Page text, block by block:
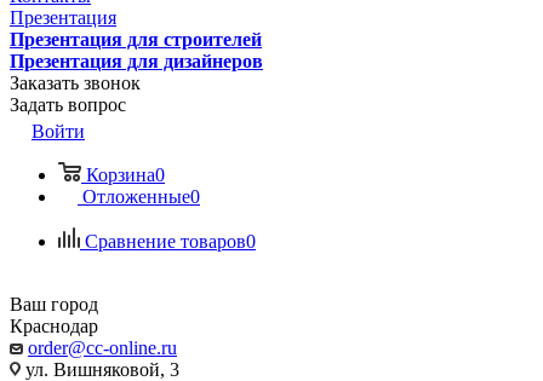
Презентация
Презентация для строителей
Презентация для дизайнеров
Заказать звонок
Задать вопрос
Войти
Корзина0
Отложенные0
Сравнение товаров0
Ваш город
Краснодар
order@cc-online.ru
ул. Вишняковой, 3